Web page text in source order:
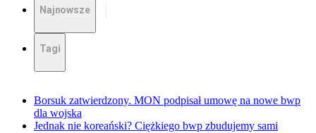
Najnowsze
Tagi
Borsuk zatwierdzony. MON podpisał umowę na nowe bwp
dla wojska
Jednak nie koreański? Ciężkiego bwp zbudujemy sami